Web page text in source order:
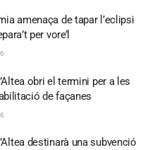
amenaça de tapar l’eclipsi
per vore’l
obri el termini per a les
de façanes
destinarà una subvenció